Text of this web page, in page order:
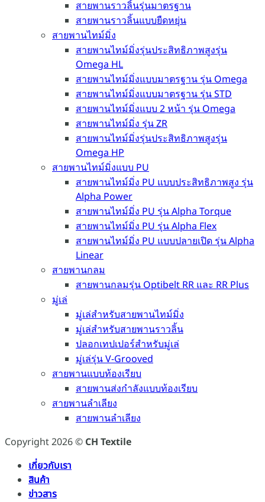
สายพานราวลิ้นรุ่นมาตรฐาน
สายพานราวลิ้นแบบยืดหยุ่น
สายพานไทม์มิ่ง
สายพานไทม์มิ่งรุ่นประสิทธิภาพสูงรุ่น
Omega HL
สายพานไทม์มิ่งแบบมาตรฐาน รุ่น Omega
สายพานไทม์มิ่งแบบมาตรฐาน รุ่น STD
สายพานไทม์มิ่งแบบ 2 หน้า รุ่น Omega
สายพานไทม์มิ่ง รุ่น ZR
สายพานไทม์มิ่งรุ่นประสิทธิภาพสูงรุ่น
Omega HP
สายพานไทม์มิ่งแบบ PU
สายพานไทม์มิ่ง PU แบบประสิทธิภาพสูง รุ่น
Alpha Power
สายพานไทม์มิ่ง PU รุ่น Alpha Torque
สายพานไทม์มิ่ง PU รุ่น Alpha Flex
สายพานไทม์มิ่ง PU แบบปลายเปิด รุ่น Alpha
Linear
สายพานกลม
สายพานกลมรุ่น Optibelt RR และ RR Plus
มู่เล่
มู่เล่สำหรับสายพานไทม์มิ่ง
มู่เล่สำหรับสายพานราวลิ้น
ปลอกเทปเปอร์สำหรับมู่เล่
มู่เล่รุ่น V-Grooved
สายพานแบบท้องเรียบ
สายพานส่งกำลังแบบท้องเรียบ
สายพานลำเลียง
สายพานลำเลียง
Copyright 2026 © CH Textile
เกี่ยวกับเรา
สินค้า
ข่าวสาร